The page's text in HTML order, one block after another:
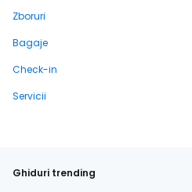
Zboruri
Bagaje
Check-in
Servicii
Ghiduri trending